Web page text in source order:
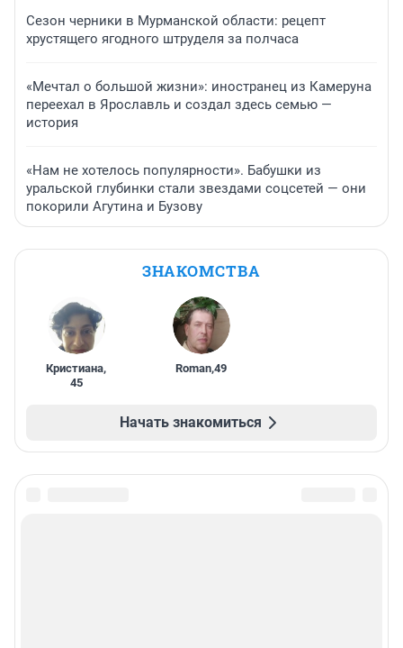
Сезон черники в Мурманской области: рецепт
хрустящего ягодного штруделя за полчаса
«Мечтал о большой жизни»: иностранец из Камеруна
переехал в Ярославль и создал здесь семью —
история
«Нам не хотелось популярности». Бабушки из
уральской глубинки стали звездами соцсетей — они
покорили Агутина и Бузову
ЗНАКОМСТВА
Кристиана,
45
Roman,49
Начать знакомиться